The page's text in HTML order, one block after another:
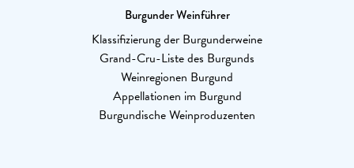
Burgunder Weinführer
Klassifizierung der Burgunderweine
Grand-Cru-Liste des Burgunds
Weinregionen Burgund
Appellationen im Burgund
Burgundische Weinproduzenten